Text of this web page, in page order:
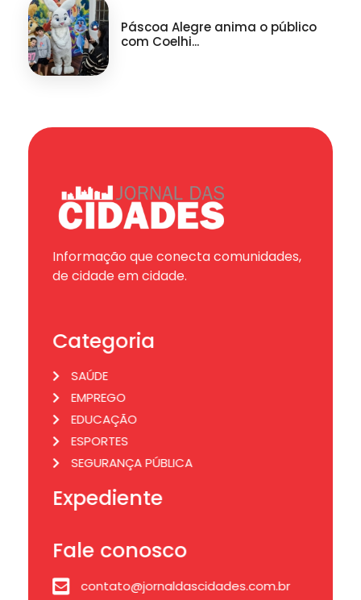
Páscoa Alegre anima o público
com Coelhi...
Informação que conecta comunidades,
de cidade em cidade.
Categoria
SAÚDE
EMPREGO
EDUCAÇÃO
ESPORTES
SEGURANÇA PÚBLICA
Expediente
Fale conosco
contato@jornaldascidades.com.br